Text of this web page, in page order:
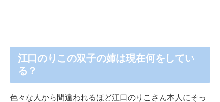
江口のりこの双子の姉は現在何をしてい
る？
色々な人から間違われるほど江口のりこさん本人にそっ